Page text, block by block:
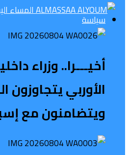
سياسة
أخيـــرا.. وزراء
الأوربي يتجاوزون
ويتضامنون مع